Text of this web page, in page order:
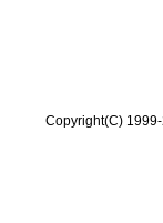
Copyright(C)